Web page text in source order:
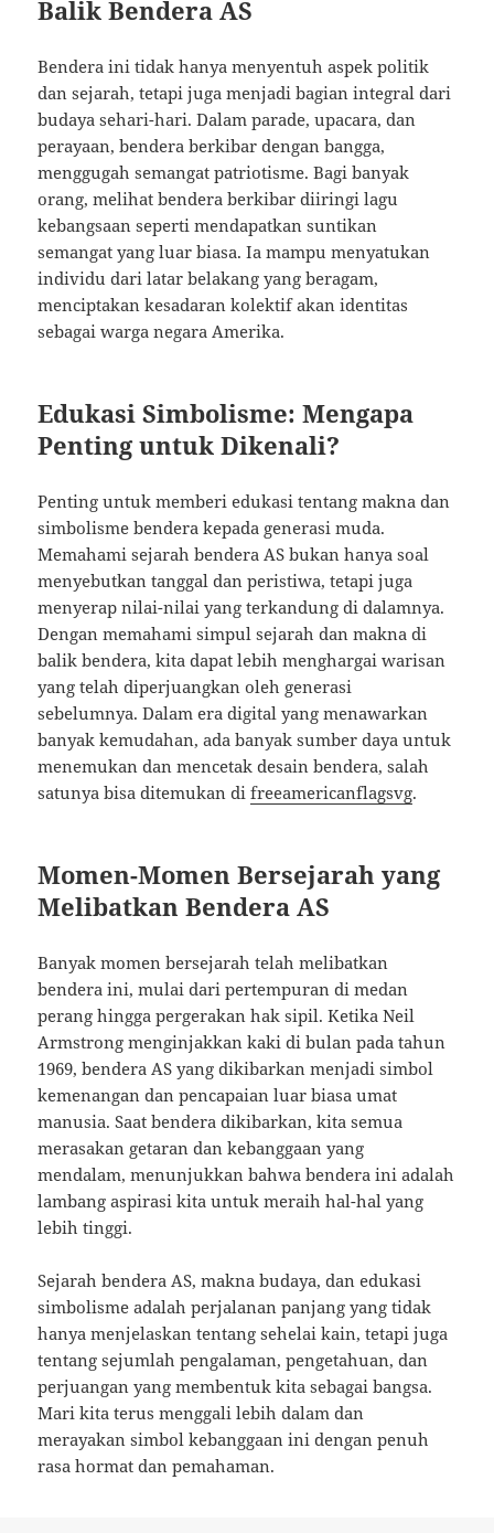
Balik Bendera AS
Bendera ini tidak hanya menyentuh aspek politik
dan sejarah, tetapi juga menjadi bagian integral dari
budaya sehari-hari. Dalam parade, upacara, dan
perayaan, bendera berkibar dengan bangga,
menggugah semangat patriotisme. Bagi banyak
orang, melihat bendera berkibar diiringi lagu
kebangsaan seperti mendapatkan suntikan
semangat yang luar biasa. Ia mampu menyatukan
individu dari latar belakang yang beragam,
menciptakan kesadaran kolektif akan identitas
sebagai warga negara Amerika.
Edukasi Simbolisme: Mengapa
Penting untuk Dikenali?
Penting untuk memberi edukasi tentang makna dan
simbolisme bendera kepada generasi muda.
Memahami sejarah bendera AS bukan hanya soal
menyebutkan tanggal dan peristiwa, tetapi juga
menyerap nilai-nilai yang terkandung di dalamnya.
Dengan memahami simpul sejarah dan makna di
balik bendera, kita dapat lebih menghargai warisan
yang telah diperjuangkan oleh generasi
sebelumnya. Dalam era digital yang menawarkan
banyak kemudahan, ada banyak sumber daya untuk
menemukan dan mencetak desain bendera, salah
satunya bisa ditemukan difreeamericanflagsvg.
Momen-Momen Bersejarah yang
Melibatkan Bendera AS
Banyak momen bersejarah telah melibatkan
bendera ini, mulai dari pertempuran di medan
perang hingga pergerakan hak sipil. Ketika Neil
Armstrong menginjakkan kaki di bulan pada tahun
1969, bendera AS yang dikibarkan menjadi simbol
kemenangan dan pencapaian luar biasa umat
manusia. Saat bendera dikibarkan, kita semua
merasakan getaran dan kebanggaan yang
mendalam, menunjukkan bahwa bendera ini adalah
lambang aspirasi kita untuk meraih hal-hal yang
lebih tinggi.
Sejarah bendera AS, makna budaya, dan edukasi
simbolisme adalah perjalanan panjang yang tidak
hanya menjelaskan tentang sehelai kain, tetapi juga
tentang sejumlah pengalaman, pengetahuan, dan
perjuangan yang membentuk kita sebagai bangsa.
Mari kita terus menggali lebih dalam dan
merayakan simbol kebanggaan ini dengan penuh
rasa hormat dan pemahaman.